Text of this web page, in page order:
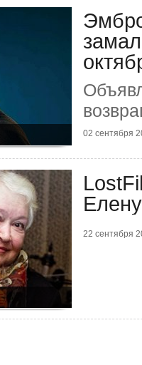
02 сентября
22 сентября